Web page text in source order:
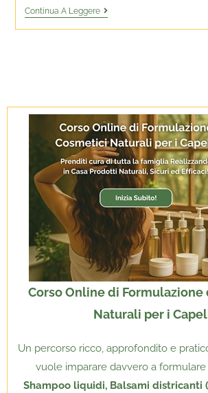
Continua A Leggere
Corso Online di Formulazione
Naturali per i
Un percorso ricco, approfondito e
vuole imparare davvero a
Shampoo liquidi, Balsami districanti